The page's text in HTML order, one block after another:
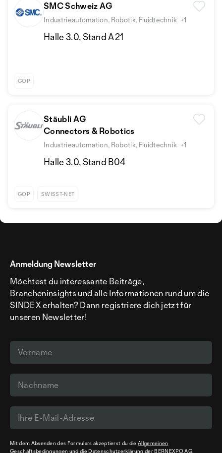
SMC Schweiz AG
Industrieautomation, Robotik, Fluidtechnik +1
Halle 3.0, Stand A21
GOP
Stäubli AG
Connectors & Robotics
Industrieautomation, Robotik, Fluidtechnik +1
Halle 3.0, Stand B04
GOP SWISST-NET
Anmeldung Newsletter
Möchtest du interessante Beiträge,
Brancheninsights und alle Informationen rund um die
SINDEX erhalten? Dann registriere dich jetzt für
unseren Newsletter!
Mit dem Absenden des Formulars akzeptierst du dieAllgemeinen
Geschäftsbedingungen und die Datenschutzerklärung der BERNEXPO AG.